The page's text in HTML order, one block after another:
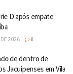
D após empate
2026 0
de dentro de
Jacuipenses em Vila